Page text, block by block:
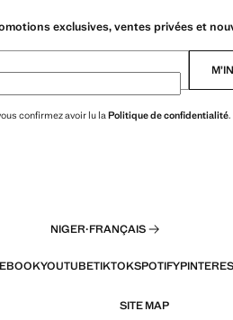
exclusives, ventes privées et
confirmez avoir lu laPolitique de confidentialité.
NIGER·FRANÇAIS
YOUTUBETIKTOKSPOTIFY
SITE MAP